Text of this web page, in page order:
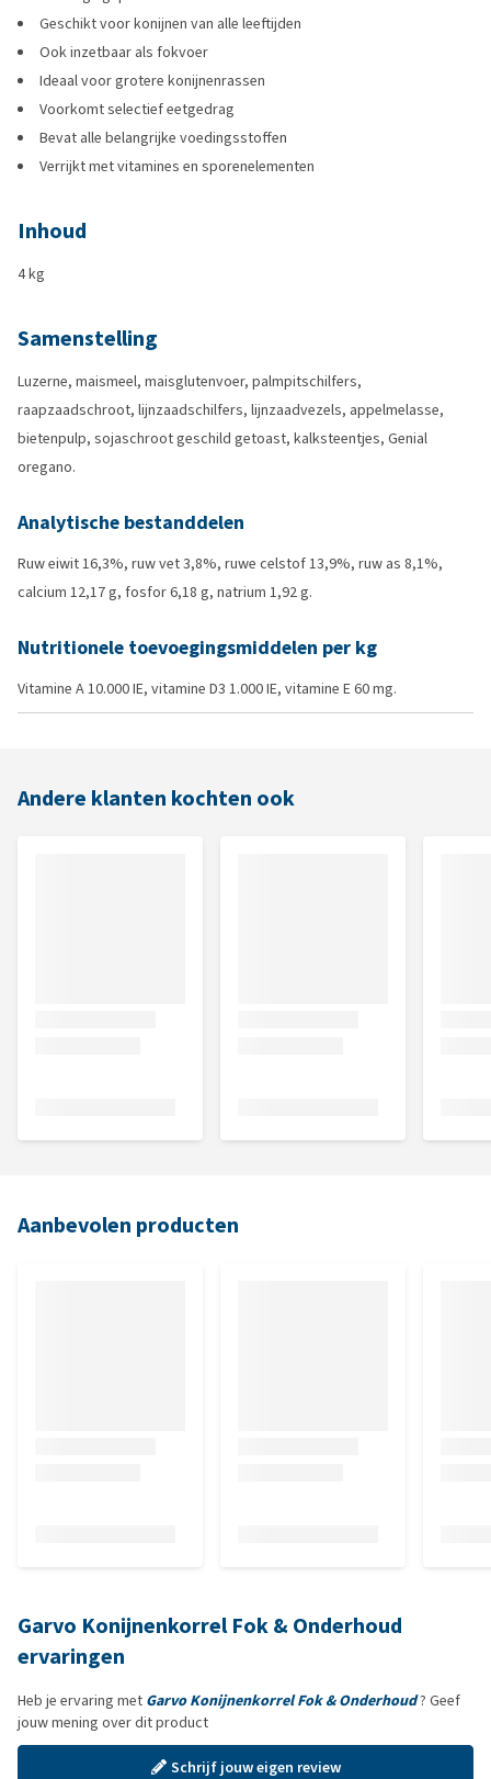
Geschikt voor konijnen van alle leeftijden
Ook inzetbaar als fokvoer
Ideaal voor grotere konijnenrassen
Voorkomt selectief eetgedrag
Bevat alle belangrijke voedingsstoffen
Verrijkt met vitamines en sporenelementen
Inhoud
4 kg
Samenstelling
Luzerne, maismeel, maisglutenvoer, palmpitschilfers,
raapzaadschroot, lijnzaadschilfers, lijnzaadvezels, appelmelasse,
bietenpulp, sojaschroot geschild getoast, kalksteentjes, Genial
oregano.
Analytische bestanddelen
Ruw eiwit 16,3%, ruw vet 3,8%, ruwe celstof 13,9%, ruw as 8,1%,
calcium 12,17 g, fosfor 6,18 g, natrium 1,92 g.
Nutritionele toevoegingsmiddelen per kg
Vitamine A 10.000 IE, vitamine D3 1.000 IE, vitamine E 60 mg.
Andere klanten kochten ook
Aanbevolen producten
Garvo Konijnenkorrel Fok & Onderhoud
ervaringen
Heb je ervaring met Garvo Konijnenkorrel Fok & Onderhoud? Geef
jouw mening over dit product
Schrijf jouw eigen review